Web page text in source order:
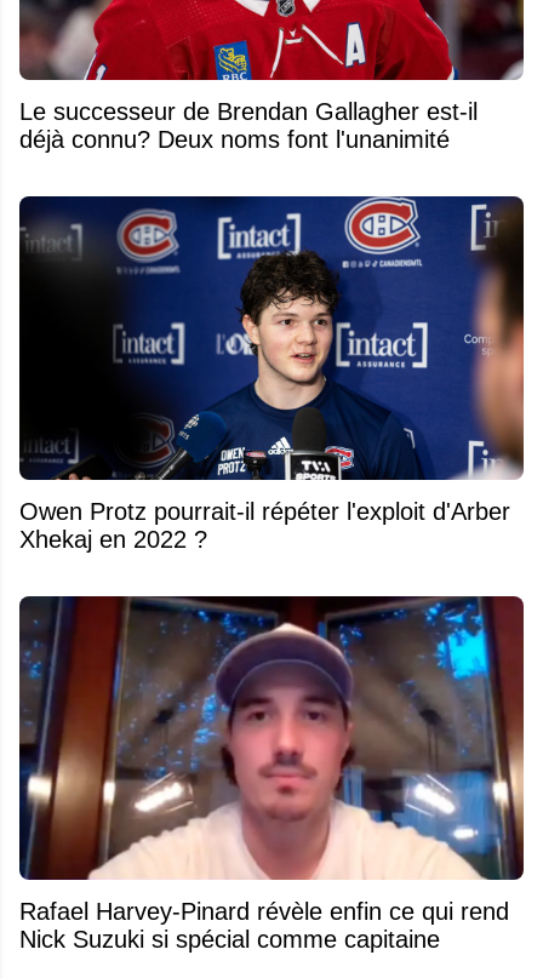
Le successeur de Brendan Gallagher est-il
déjà connu? Deux noms font l'unanimité
Owen Protz pourrait-il répéter l'exploit d'Arber
Xhekaj en 2022 ?
Rafael Harvey-Pinard révèle enfin ce qui rend
Nick Suzuki si spécial comme capitaine